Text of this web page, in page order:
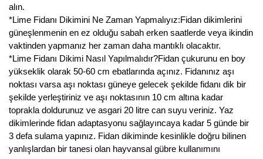
alın.
*Lime Fidanı Dikimini Ne Zaman Yapmalıyız:Fidan dikimlerini
güneşlenmenin en ez olduğu sabah erken saatlerde veya ikindin
vaktinden yapmanız her zaman daha mantıklı olacaktır.
*Lime Fidanı Dikimi Nasıl Yapılmalıdır?Fidan çukurunu en boy
yükseklik olarak 50-60 cm ebatlarında açınız. Fidanınız aşı
noktası varsa aşı noktası güneye gelecek şekilde fidanı dik bir
şekilde yerleştiriniz ve aşı noktasının 10 cm altına kadar
toprakla doldurunuz ve asgari 20 litre can suyu veriniz. Yaz
dikimlerinde fidan adaptasyonu sağlayıncaya kadar 5 günde bir
3 defa sulama yapınız. Fidan dikiminde kesinlikle doğru bilinen
yanlışlardan bir tanesi olan hayvansal gübre kullanımını